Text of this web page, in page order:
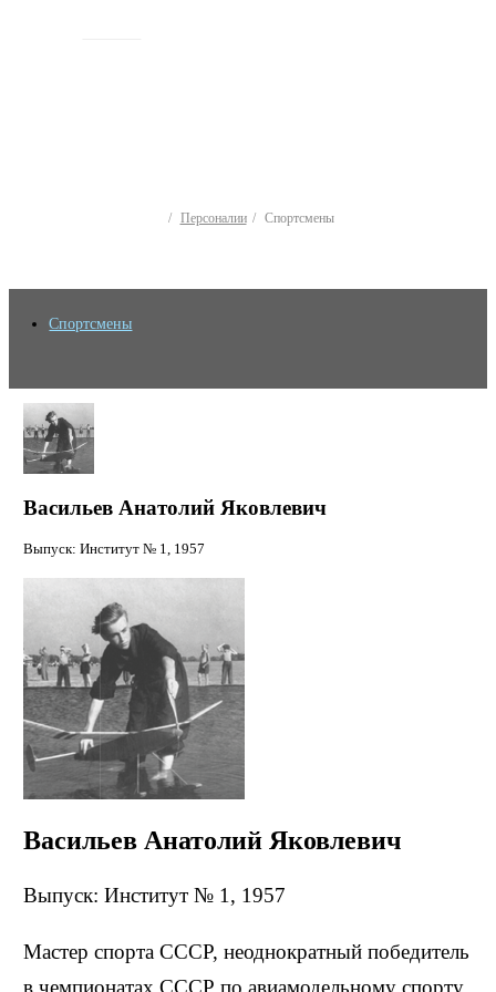
Персоналии Спортсмены
Спортсмены
Васильев Анатолий Яковлевич
Выпуск: Институт № 1, 1957
Васильев Анатолий Яковлевич
Выпуск: Институт № 1, 1957
Мастер спорта СССР, неоднократный победитель
в чемпионатах СССР по авиамодельному спорту,